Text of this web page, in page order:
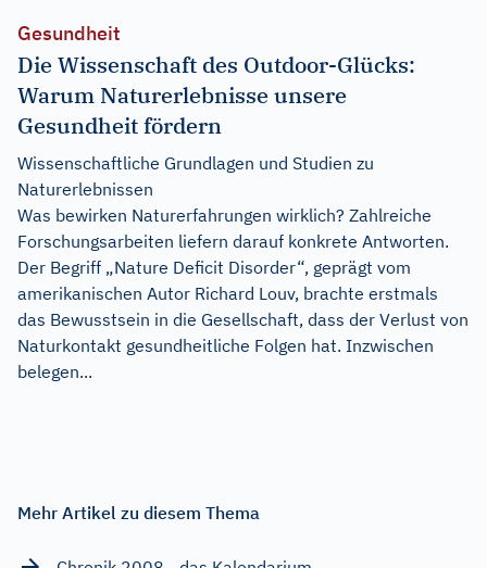
Gesundheit
Die Wissenschaft des Outdoor-Glücks:
Warum Naturerlebnisse unsere
Gesundheit fördern
Wissenschaftliche Grundlagen und Studien zu
Naturerlebnissen
Was bewirken Naturerfahrungen wirklich? Zahlreiche
Forschungsarbeiten liefern darauf konkrete Antworten.
Der Begriff „Nature Deficit Disorder“, geprägt vom
amerikanischen Autor Richard Louv, brachte erstmals
das Bewusstsein in die Gesellschaft, dass der Verlust von
Naturkontakt gesundheitliche Folgen hat. Inzwischen
belegen...
Mehr Artikel zu diesem Thema